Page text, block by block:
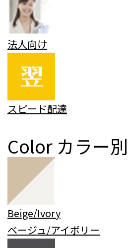
法人向け
スピード配達
Color カラー別
Beige/Ivory
ベージュ/アイボリー